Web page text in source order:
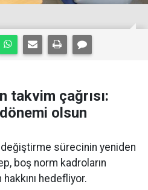
takvim çağrısı:
olsun
değiştirme sürecinin yeniden
boş norm kadroların
hedefliyor.